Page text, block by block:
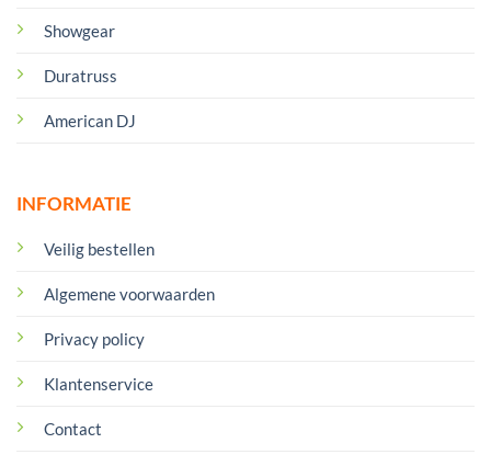
Showgear
Duratruss
American DJ
INFORMATIE
Veilig bestellen
Algemene voorwaarden
Privacy policy
Klantenservice
Contact